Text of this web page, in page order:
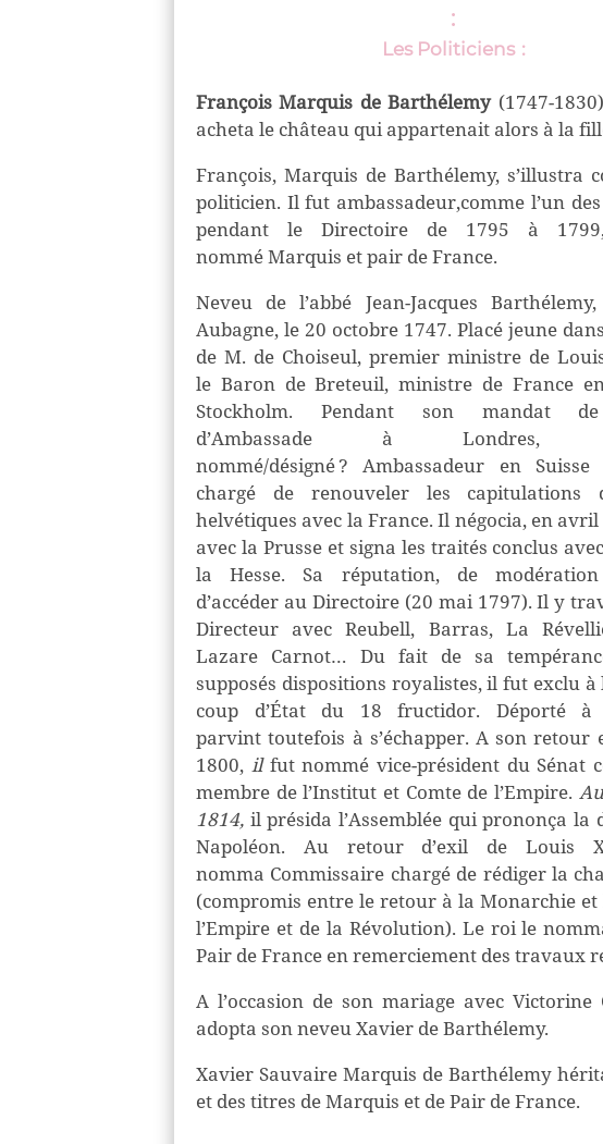
:
Les Politiciens :
François Marquis de Barthélemy(1747-
acheta le château qui appartenait alors à la
François, Marquis deBarthélemy,s’illustra
politicien. Il fut ambassadeur,comme l’un
pendant le Directoire de 1795 à 1799
nomméMarquis et pair de France.
Neveu de l’abbé Jean-Jacques Barthélemy,
Aubagne, le 20 octobre 1747. Placé jeune
de M. de Choiseul, premier ministre de
le Baron de Breteuil, ministre de France
Stockholm. Pendant son mandat de
d’Ambassade à Londres
nommé/désigné ?Ambassadeur en Suisse
chargé de renouveler les capitulations
helvétiques avec la France. Il négocia, en
avec la Prusse et signa les traités conclus
la Hesse. Sa réputation, de
d’accéder au Directoire (20 mai 1797). Il y
Directeur avec Reubell, Barras, La
Lazare Carnot…Du fait de sa
supposés dispositions royalistes, il fut exclu à
coup d’État du 18 fructidor. Déporté à
parvinttoutefois à s’échapper. A son retour
1800, il fut nommé vice-président du Sénat
membre de l’Institut et Comte de l’Empire.
1814, il présida l’Assemblée qui prononça la
Napoléon. Au retour d’exil
de Louis
nomma Commissaire chargé de rédiger la
(compromis entre le retour à la Monarchie et
l’Empire et de la Révolution). Le roi le
Pair de France en remerciement des travaux
A l’occasion de son mariage avec Victorine
adopta son neveu Xavier deBarthélemy.
Xavier Sauvaire Marquis deBarthélemy hérit
et des titres de Marquis et de Pair de France.